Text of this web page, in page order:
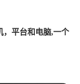
，平台和电脑,一个